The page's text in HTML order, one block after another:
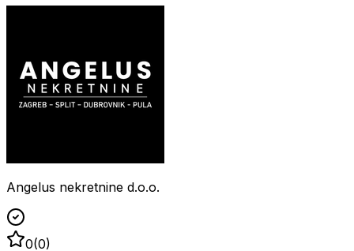
Angelus nekretnine d.o.o.
0(0)